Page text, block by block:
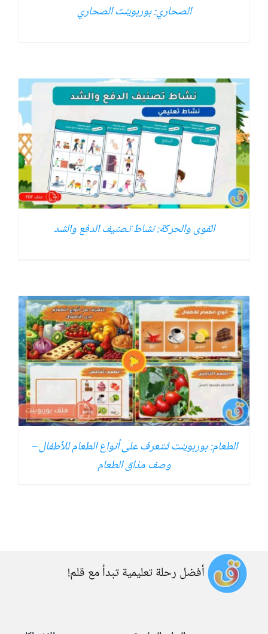
الصحاري: بوربوينت الصحاري
القوى والحركة: نشاط تصنيف الدفع والشد
الطعام: بوربوينت لنتعرف على أنواع الطعام للأطفال –
وصف مذاق الطعام
أفضل رحلة تعليمية تبدأ مع قلم!